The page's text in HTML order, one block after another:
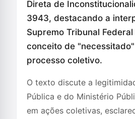
Direta de
3943, destacando a
Supremo Tribunal
conceito de
processo coletivo.
O texto discute a
Pública e do Ministério
em ações coletivas,